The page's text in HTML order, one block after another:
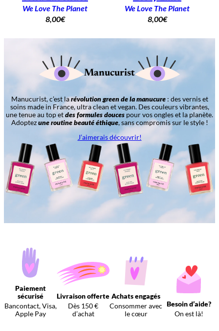
We Love The Planet
8,00€
We Love The Planet
8,00€
Manucurist
Manucurist, c’est larévolution green de la manucure: des vernis et
soins made in France, ultra clean et vegan. Des couleurs vibrantes,
une tenue au top etdes formules douces pour vos ongles et la planète.
Adoptezune routine beauté éthique, sans compromis sur le style !
J’aimerais découvrir!
Paiement
sécurisé
Bancontact, Visa,
Apple Pay
Livraison offerte
Dès 150 €
d’achat
Achats engagés
Consommer avec
le cœur
Besoin d’aide?
On est là!